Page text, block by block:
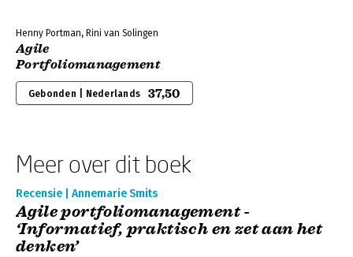
Henny Portman, Rini van Solingen
Agile
Portfoliomanagement
Gebonden | Nederlands 37,50
Meer over dit boek
Recensie | Annemarie Smits
Agile portfoliomanagement -
‘Informatief, praktisch en zet aan het
denken’